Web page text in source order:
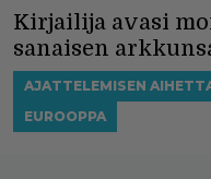
Kirjailija avasi
sanaisen
AJATTELEMISEN
EUROOPPA